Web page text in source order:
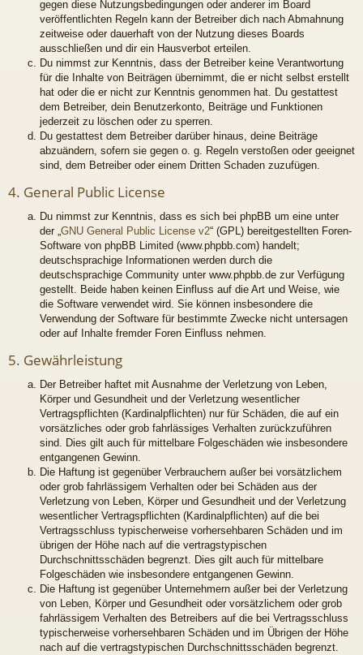
gegen diese Nutzungsbedingungen oder anderer im Board
veröffentlichten Regeln kann der Betreiber dich nach Abmahnung
zeitweise oder dauerhaft von der Nutzung dieses Boards
ausschließen und dir ein Hausverbot erteilen.
Du nimmst zur Kenntnis, dass der Betreiber keine Verantwortung
für die Inhalte von Beiträgen übernimmt, die er nicht selbst erstellt
hat oder die er nicht zur Kenntnis genommen hat. Du gestattest
dem Betreiber, dein Benutzerkonto, Beiträge und Funktionen
jederzeit zu löschen oder zu sperren.
Du gestattest dem Betreiber darüber hinaus, deine Beiträge
abzuändern, sofern sie gegen o. g. Regeln verstoßen oder geeignet
sind, dem Betreiber oder einem Dritten Schaden zuzufügen.
4. General Public License
Du nimmst zur Kenntnis, dass es sich bei phpBB um eine unter
der „GNU General Public License v2“ (GPL) bereitgestellten Foren-
Software von phpBB Limited (www.phpbb.com) handelt;
deutschsprachige Informationen werden durch die
deutschsprachige Community unter www.phpbb.de zur Verfügung
gestellt. Beide haben keinen Einfluss auf die Art und Weise, wie
die Software verwendet wird. Sie können insbesondere die
Verwendung der Software für bestimmte Zwecke nicht untersagen
oder auf Inhalte fremder Foren Einfluss nehmen.
5. Gewährleistung
Der Betreiber haftet mit Ausnahme der Verletzung von Leben,
Körper und Gesundheit und der Verletzung wesentlicher
Vertragspflichten (Kardinalpflichten) nur für Schäden, die auf ein
vorsätzliches oder grob fahrlässiges Verhalten zurückzuführen
sind. Dies gilt auch für mittelbare Folgeschäden wie insbesondere
entgangenen Gewinn.
Die Haftung ist gegenüber Verbrauchern außer bei vorsätzlichem
oder grob fahrlässigem Verhalten oder bei Schäden aus der
Verletzung von Leben, Körper und Gesundheit und der Verletzung
wesentlicher Vertragspflichten (Kardinalpflichten) auf die bei
Vertragsschluss typischerweise vorhersehbaren Schäden und im
übrigen der Höhe nach auf die vertragstypischen
Durchschnittsschäden begrenzt. Dies gilt auch für mittelbare
Folgeschäden wie insbesondere entgangenen Gewinn.
Die Haftung ist gegenüber Unternehmern außer bei der Verletzung
von Leben, Körper und Gesundheit oder vorsätzlichem oder grob
fahrlässigem Verhalten des Betreibers auf die bei Vertragsschluss
typischerweise vorhersehbaren Schäden und im Übrigen der Höhe
nach auf die vertragstypischen Durchschnittsschäden begrenzt.